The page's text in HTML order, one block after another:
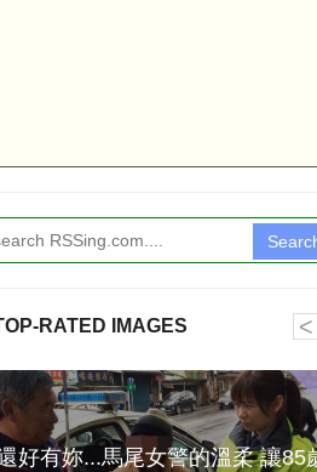
RATED IMAGES
好有妳...馬尾女警的溫柔 讓85
˂